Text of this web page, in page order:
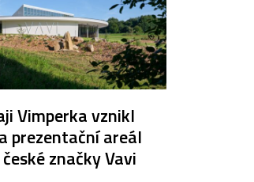
Vimperka vznikl
prezentační areál
značky Vavi